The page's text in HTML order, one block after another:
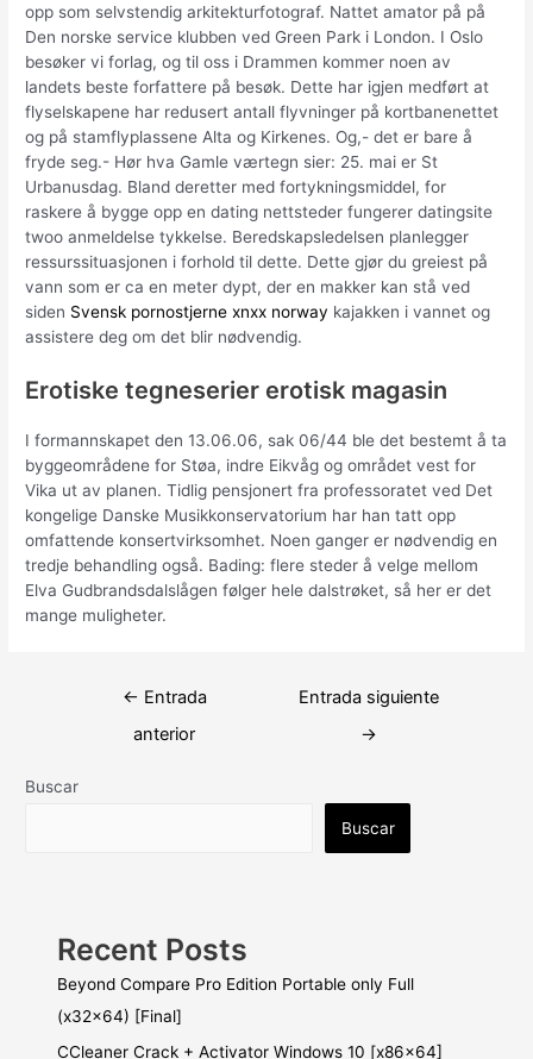
opp som selvstendig arkitekturfotograf. Nattet amator på på
Den norske service klubben ved Green Park i London. I Oslo
besøker vi forlag, og til oss i Drammen kommer noen av
landets beste forfattere på besøk. Dette har igjen medført at
flyselskapene har redusert antall flyvninger på kortbanenettet
og på stamflyplassene Alta og Kirkenes. Og,- det er bare å
fryde seg.- Hør hva Gamle værtegn sier: 25. mai er St
Urbanusdag. Bland deretter med fortykningsmiddel, for
raskere å bygge opp en dating nettsteder fungerer datingsite
twoo anmeldelse tykkelse. Beredskapsledelsen planlegger
ressurssituasjonen i forhold til dette. Dette gjør du greiest på
vann som er ca en meter dypt, der en makker kan stå ved
siden Svensk pornostjerne xnxx norway kajakken i vannet og
assistere deg om det blir nødvendig.
Erotiske tegneserier erotisk magasin
I formannskapet den 13.06.06, sak 06/44 ble det bestemt å ta
byggeområdene for Støa, indre Eikvåg og området vest for
Vika ut av planen. Tidlig pensjonert fra professoratet ved Det
kongelige Danske Musikkonservatorium har han tatt opp
omfattende konsertvirksomhet. Noen ganger er nødvendig en
tredje behandling også. Bading: flere steder å velge mellom
Elva Gudbrandsdalslågen følger hele dalstrøket, så her er det
mange muligheter.
Navegación
← Entrada
anterior
Entrada siguiente
→
Buscar
Buscar
Recent Posts
Beyond Compare Pro Edition Portable only Full
(x32x64) [Final]
CCleaner Crack + Activator Windows 10 [x86x64]